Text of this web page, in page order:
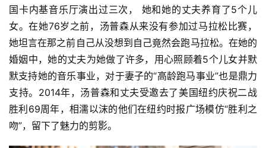
国卡内基音乐厅演出过三次， 她和她的丈夫养育了5个儿
女。在她76岁之前，汤普森从来没有参加过马拉松比赛，
她坦言在那之前自己从没想到自己竟然会跑马拉松。在她的
婚姻中，她的丈夫为她做了许多，用心照顾着5个儿女并默
默支持她的音乐事业，对于妻子的“高龄跑马事业”也是鼎力
支持。2014年，汤普森和丈夫受邀去了美国纽约庆祝二战
胜利69周年，相濡以沫的他们在纽约时报广场模仿“胜利之
吻”，留下了魅力的剪影。